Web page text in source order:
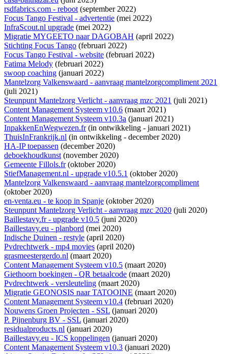
rsdfabrics.com - reboot(september 2022)
Focus Tango Festival - advertentie (mei 2022)
InfraScout.nl upgrade (mei 2022)
Migratie MYGEETO naar DAGOBAH (april 2022)
Stichting Focus Tango (februari 2022)
Focus Tango Festival - website (februari 2022)
Fatima Melody (februari 2022)
swoop coaching (januari 2022)
Mantelzorg Valkenswaard - aanvraag mantelzorgcompliment 2021
(juli 2021)
Steunpunt Mantelzorg Verlicht - aanvraag mzc 2021 (juli 2021)
Content Management Systeem v10.6 (maart 2021)
Content Management Systeem v10.3a (januari 2021)
InpakkenEnWegwezen.fr(in ontwikkeling - januari 2021)
ThuisInFrankrijk.nl (in ontwikkeling - december 2020)
HA-IP toepassen (december 2020)
deboekhoudkunst(november 2020)
Gemeente Fillols.fr(oktober 2020)
StiefManagement.nl - upgrade v10.5.1 (oktober 2020)
Mantelzorg Valkenswaard - aanvraag mantelzorgcompliment
(oktober 2020)
en-venta.eu - te koop in Spanje (oktober 2020)
Steunpunt Mantelzorg Verlicht - aanvraag mzc 2020 (juli 2020)
Baillestavy.fr - upgrade v10.5 (juni 2020)
Baillestavy.eu - planbord (mei 2020)
Indische Duinen - restyle (april 2020)
Pvdrechtwerk - mp4 movies (april 2020)
grasmeestergerdo.nl (maart 2020)
Content Management Systeem v10.5 (maart 2020)
Giethoorn boekingen - QR betaalcode (maart 2020)
Pvdrechtwerk - versleuteling (maart 2020)
Migratie GEONOSIS naar TATOOINE (maart 2020)
Content Management Systeem v10.4 (februari 2020)
Nouwens Groen Projecten - SSL (januari 2020)
P. Pijnenburg BV - SSL (januari 2020)
residualproducts.nl (januari 2020)
Baillestavy.eu - ICS koppelingen (januari 2020)
Content Management Systeem v10.3 (januari 2020)